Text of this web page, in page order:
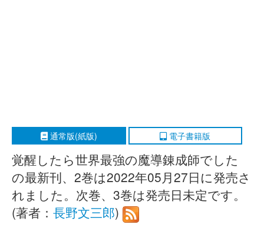
通常版(紙版) 電子書籍版
覚醒したら世界最強の魔導錬成師でした
の最新刊、2巻は2022年05月27日に発売さ
れました。次巻、3巻は発売日未定です。
(著者： 長野文三郎)